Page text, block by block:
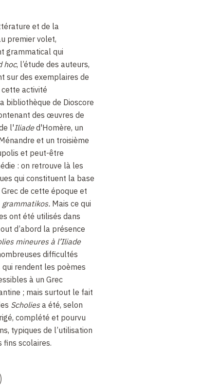
et de la
premier volet,
grammatical qui
hoc, l’étude des auteurs,
sur des exemplaires de
activité
bibliothèque de Dioscore
des œuvres de
l'Iliaded'Homère, un
et un troisième
et peut-être
: on retrouve là les
qui constituent la base
de cette époque et
grammatikos. Mais ce qui
ont été utilisés dans
d’abord la présence
mineures à l’Iliade
difficultés
rendent les poèmes
à un Grec
; mais surtout le fait
Scholiesa été, selon
complété et pourvu
typiques de l’utilisation
fins scolaires.